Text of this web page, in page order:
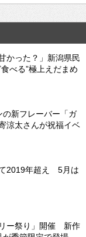
かった？」新潟県民
べる”極上えだまめ
新フレーバー「ガ
涼太さんが祝福イベ
2019年超え 5月は
ー祭り」開催 新作